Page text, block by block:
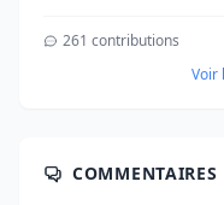
261 contributions
Voir
COMMENTAIRES